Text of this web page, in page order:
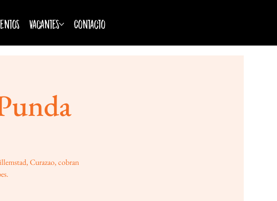
Vacantes Contacto
Curazao, cobran